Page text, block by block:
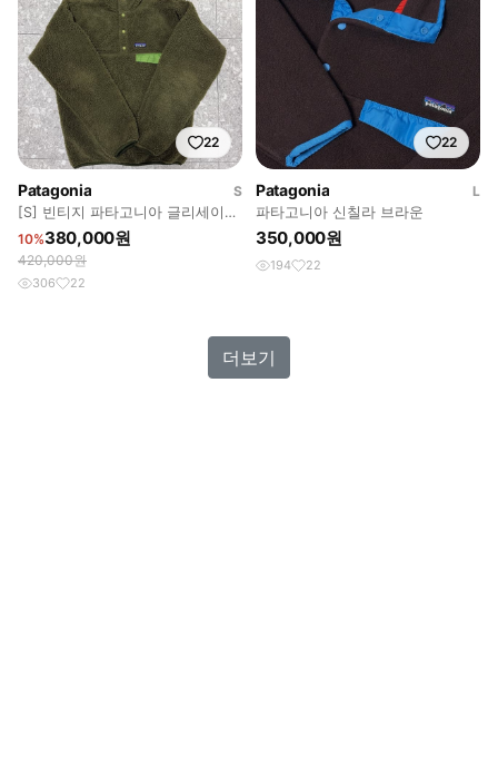
22
Patagonia
S
[S] 빈티지 파타고니아 글리세이드
올리브
10%380,000원
420,000원
306 22
22
Patagonia
L
파타고니아 신칠라 브라운
350,000원
194 22
더보기